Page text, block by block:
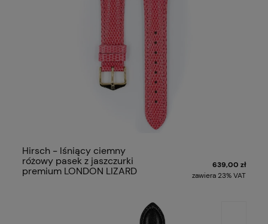
Hirsch - lśniący ciemny
różowy pasek z jaszczurki
premium LONDON LIZARD
639,00 zł
zawiera 23% VAT